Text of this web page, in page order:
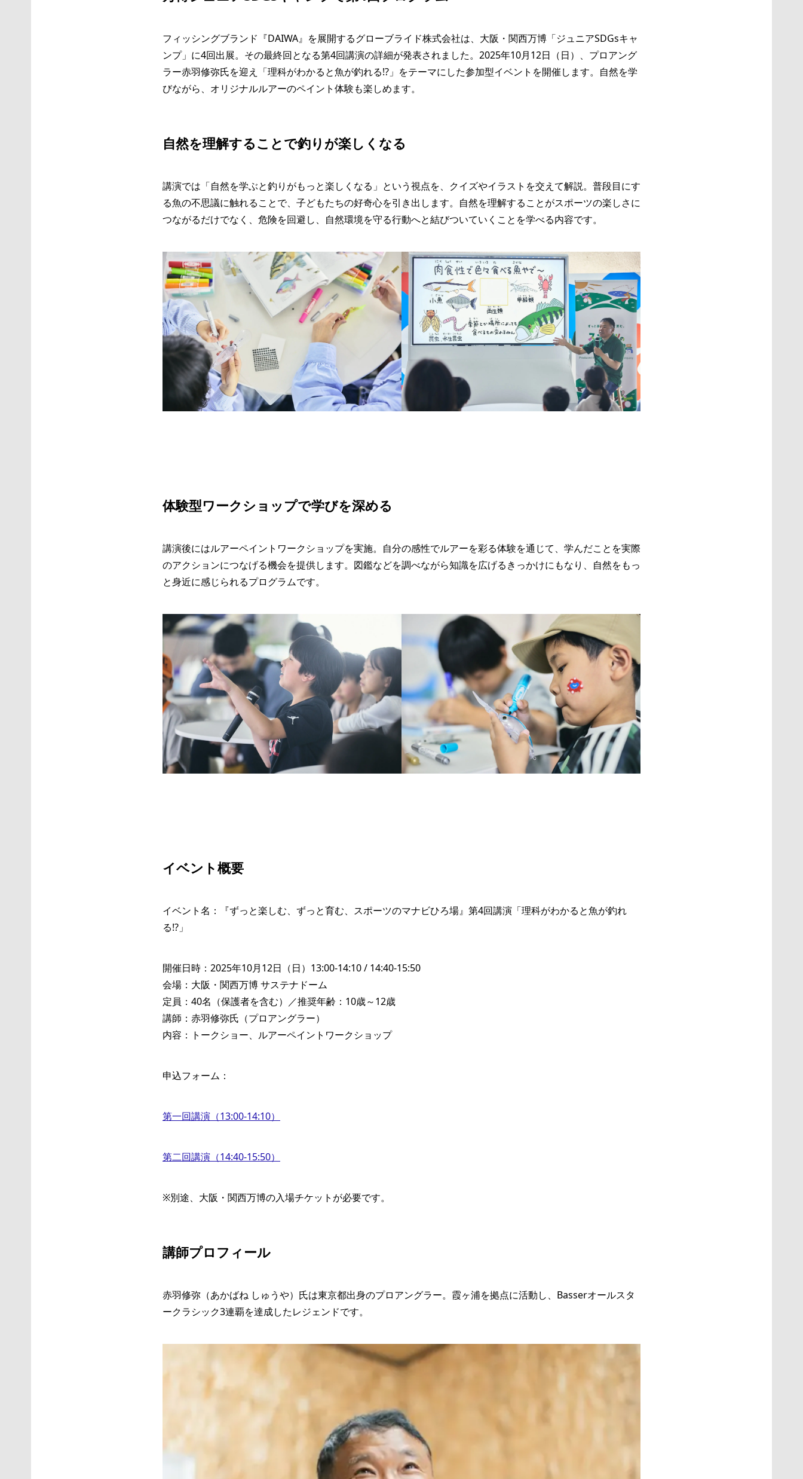
フィッシングブランド『DAIWA』を展開するグローブライド株式会社は、大阪・関西万博「ジュニアSDGsキャ
ンプ」に4回出展。その最終回となる第4回講演の詳細が発表されました。2025年10月12日（日）、プロアング
ラー赤羽修弥氏を迎え「理科がわかると魚が釣れる!?」をテーマにした参加型イベントを開催します。自然を学
びながら、オリジナルルアーのペイント体験も楽しめます。
自然を理解することで釣りが楽しくなる
講演では「自然を学ぶと釣りがもっと楽しくなる」という視点を、クイズやイラストを交えて解説。普段目にす
る魚の不思議に触れることで、子どもたちの好奇心を引き出します。自然を理解することがスポーツの楽しさに
つながるだけでなく、危険を回避し、自然環境を守る行動へと結びついていくことを学べる内容です。
体験型ワークショップで学びを深める
講演後にはルアーペイントワークショップを実施。自分の感性でルアーを彩る体験を通じて、学んだことを実際
のアクションにつなげる機会を提供します。図鑑などを調べながら知識を広げるきっかけにもなり、自然をもっ
と身近に感じられるプログラムです。
イベント概要
イベント名：『ずっと楽しむ、ずっと育む、スポーツのマナビひろ場』第4回講演「理科がわかると魚が釣れ
る!?」
開催日時：2025年10月12日（日）13:00-14:10 / 14:40-15:50
会場：大阪・関西万博 サステナドーム
定員：40名（保護者を含む）／推奨年齢：10歳～12歳
講師：赤羽修弥氏（プロアングラー）
内容：トークショー、ルアーペイントワークショップ
申込フォーム：
第一回講演（13:00-14:10）
第二回講演（14:40-15:50）
※別途、大阪・関西万博の入場チケットが必要です。
講師プロフィール
赤羽修弥（あかばね しゅうや）氏は東京都出身のプロアングラー。霞ヶ浦を拠点に活動し、Basserオールスタ
ークラシック3連覇を達成したレジェンドです。